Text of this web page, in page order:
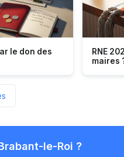
le don des
RNE
maires
le-Roi ?